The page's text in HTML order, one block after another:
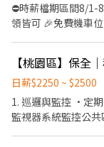
⛔️時薪檔期區間8/1-
領皆可 🎉免費機車位 ▬＞＞快速應徵＜＜▬ 👉+官方好友👉
皮電商 【工作地點】 【長榮倉】▬大園區建國路102號-✅交通
達 【工作內容】包
【上班時間VS薪資
貼)，加班費另計 👑▬▬【8/1-8/31臨時工】▬▬👑 ⭐️早6班
【桃園區】保全
日薪$2250 ~ $2500
1. 巡邏與監控 •定期巡邏建築物內外，確保場地安全無異常 •透過
監視器系統監控公共區域，發現可